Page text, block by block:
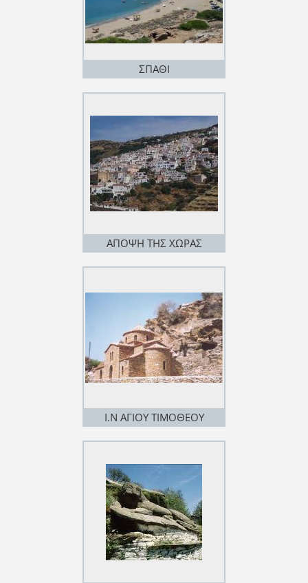
ΣΠΑΘΙ
ΑΠΟΨΗ ΤΗΣ ΧΩΡΑΣ
Ι.Ν ΑΓΙΟΥ ΤΙΜΟΘΕΟΥ